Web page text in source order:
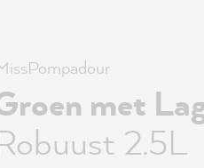
met
2.5L